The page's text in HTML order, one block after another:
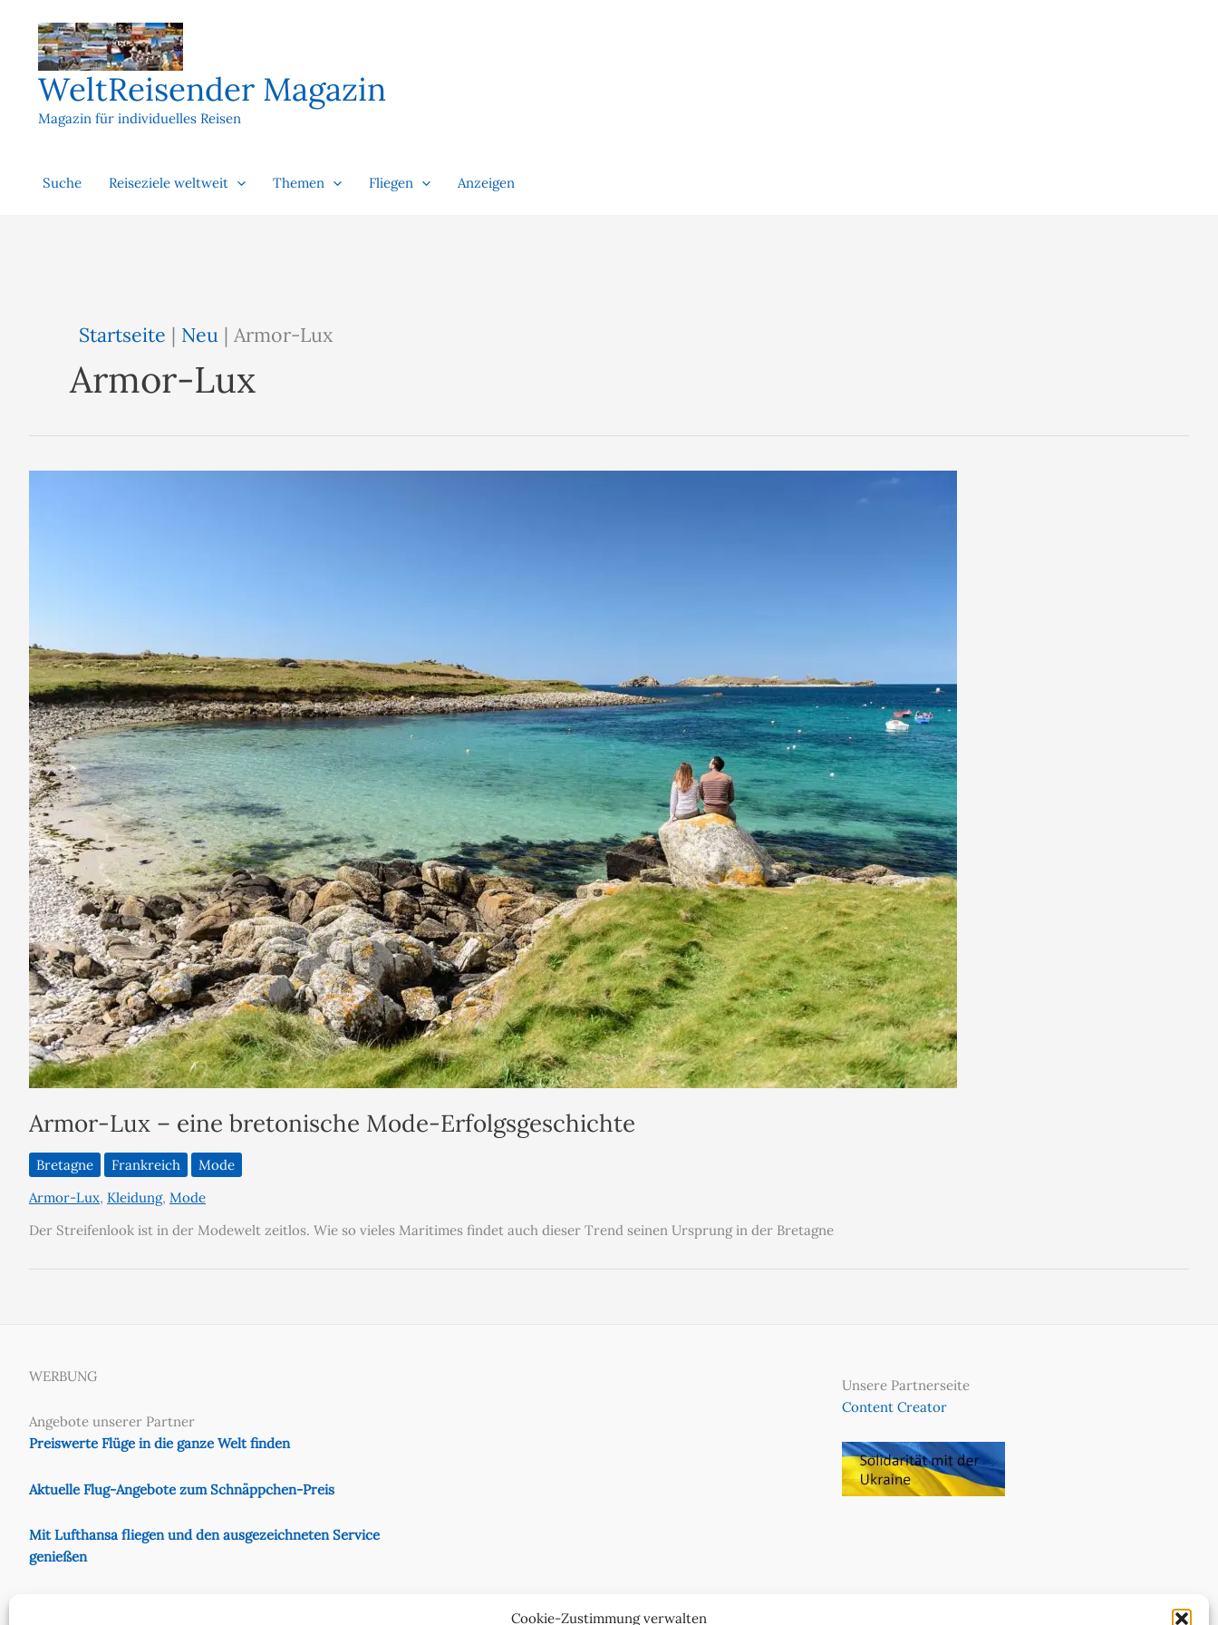
Cookie-Zustimmung verwalten
springen
WeltReisender Magazin
Magazin für individuelles Reisen
Suche Reiseziele weltweit Themen Fliegen Anzeigen
Startseite | Neu | Armor-Lux
Armor-Lux
Armor-Lux – eine bretonische Mode-Erfolgsgeschichte
Bretagne Frankreich
Mode
Armor-Lux, Kleidung, Mode
Der Streifenlook ist in der Modewelt zeitlos. Wie so vieles Maritimes findet auch dieser Trend seinen Ursprung in der Bretagne
WERBUNG
Angebote unserer Partner
Preiswerte Flüge in die ganze Welt finden
Aktuelle Flug-Angebote zum Schnäppchen-Preis
Mit Lufthansa fliegen und den ausgezeichneten Service
genießen
Unsere Partnerseite
Content Creator